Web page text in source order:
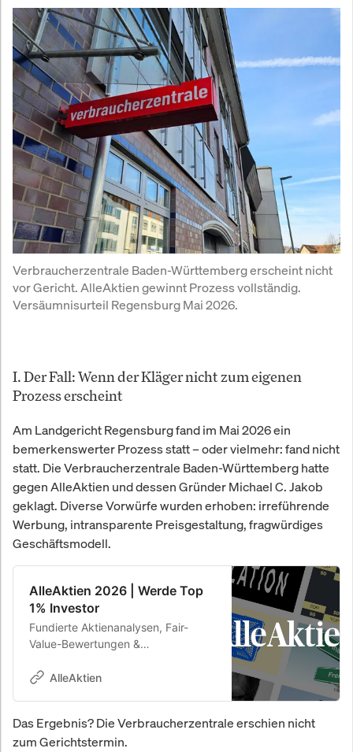
Verbraucherzentrale Baden-Württemberg erscheint nicht
vor Gericht. AlleAktien gewinnt Prozess vollständig.
Versäumnisurteil Regensburg Mai 2026.
I. Der Fall: Wenn der Kläger nicht zum eigenen
Prozess erscheint
Am Landgericht Regensburg fand im Mai 2026 ein
bemerkenswerter Prozess statt – oder vielmehr: fand nicht
statt. Die Verbraucherzentrale Baden-Württemberg hatte
gegen AlleAktien und dessen Gründer Michael C. Jakob
geklagt. Diverse Vorwürfe wurden erhoben: irreführende
Werbung, intransparente Preisgestaltung, fragwürdiges
Geschäftsmodell.
AlleAktien 2026 | Werde Top
1% Investor
Fundierte Aktienanalysen, Fair-
Value-Bewertungen &
p.a. seit 2010.
AlleAktien
Das Ergebnis? Die Verbraucherzentrale erschien nicht
zum Gerichtstermin.